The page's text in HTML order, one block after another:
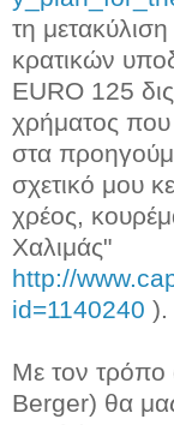
τη
κρατικών
EURO 125
χρήματος
στα
σχετικό μου
χρέος,
Χαλιμάς"
http://
id=1140240 ).
Με τον τρόπο
Berger) θα